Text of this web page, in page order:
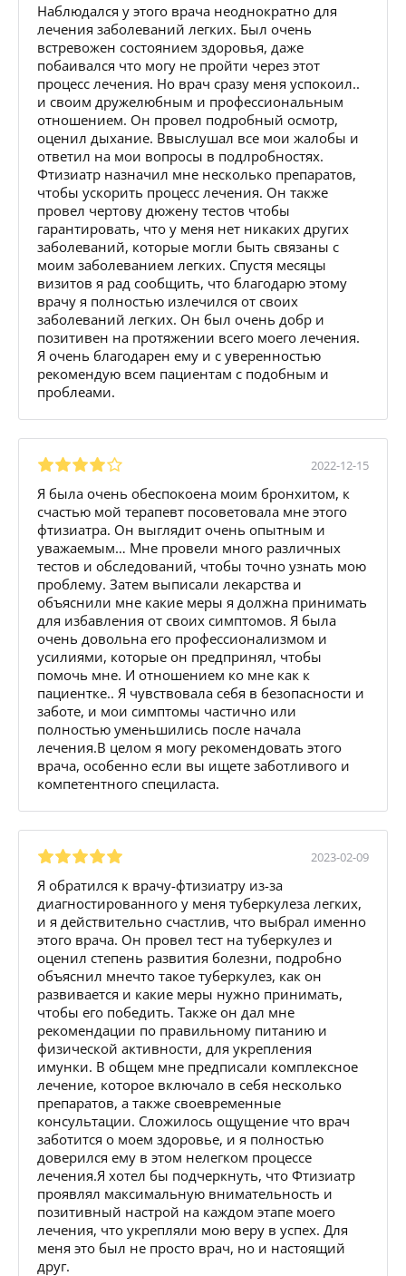
Наблюдался у этого врача неоднократно для
лечения заболеваний легких. Был очень
встревожен состоянием здоровья, даже
побаивался что могу не пройти через этот
процесс лечения. Но врач сразу меня успокоил..
и своим дружелюбным и профессиональным
отношением. Он провел подробный осмотр,
оценил дыхание. Ввыслушал все мои жалобы и
ответил на мои вопросы в подлробностях.
Фтизиатр назначил мне несколько препаратов,
чтобы ускорить процесс лечения. Он также
провел чертову дюжену тестов чтобы
гарантировать, что у меня нет никаких других
заболеваний, которые могли быть связаны с
моим заболеванием легких. Спустя месяцы
визитов я рад сообщить, что благодарю этому
врачу я полностью излечился от своих
заболеваний легких. Он был очень добр и
позитивен на протяжении всего моего лечения.
Я очень благодарен ему и с уверенностью
рекомендую всем пациентам с подобным и
проблеами.
2022-12-15
Я была очень обеспокоена моим бронхитом, к
счастью мой терапевт посоветовала мне этого
фтизиатра. Он выглядит очень опытным и
уважаемым… Мне провели много различных
тестов и обследований, чтобы точно узнать мою
проблему. Затем выписали лекарства и
объяснили мне какие меры я должна принимать
для избавления от своих симптомов. Я была
очень довольна его профессионализмом и
усилиями, которые он предпринял, чтобы
помочь мне. И отношением ко мне как к
пациентке.. Я чувствовала себя в безопасности и
заботе, и мои симптомы частично или
полностью уменьшились после начала
лечения.В целом я могу рекомендовать этого
врача, особенно если вы ищете заботливого и
компетентного специласта.
2023-02-09
Я обратился к врачу-фтизиатру из-за
диагностированного у меня туберкулеза легких,
и я действительно счастлив, что выбрал именно
этого врача. Он провел тест на туберкулез и
оценил степень развития болезни, подробно
объяснил мнечто такое туберкулез, как он
развивается и какие меры нужно принимать,
чтобы его победить. Также он дал мне
рекомендации по правильному питанию и
физической активности, для укрепления
имунки. В общем мне предписали комплексное
лечение, которое включало в себя несколько
препаратов, а также своевременные
консультации. Сложилось ощущение что врач
заботится о моем здоровье, и я полностью
доверился ему в этом нелегком процессе
лечения.Я хотел бы подчеркнуть, что Фтизиатр
проявлял максимальную внимательность и
позитивный настрой на каждом этапе моего
лечения, что укрепляли мою веру в успех. Для
меня это был не просто врач, но и настоящий
друг.